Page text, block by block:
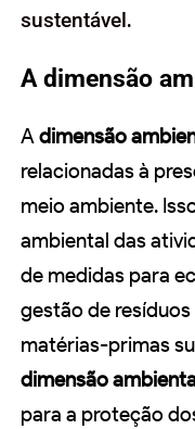
sustentável.
A dimensão
Adimensão
relacionadas à
meio ambiente.
ambiental das
de medidas para
gestão de
matérias-primas
dimensão
para a proteção